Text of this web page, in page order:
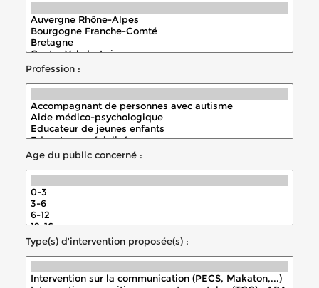
Profession :
Age du public concerné :
Type(s) d'intervention proposée(s) :